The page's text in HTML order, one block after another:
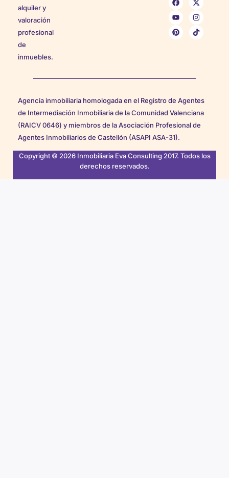
alquiler y
valoración
profesional
de
inmuebles.
Agencia inmobiliaria homologada en el Registro de Agentes
de Intermediación Inmobiliaria de la Comunidad Valenciana
(RAICV 0646) y miembros de la Asociación Profesional de
Agentes Inmobiliarios de Castellón (ASAPI ASA-31).
Copyright © 2026 Inmobiliaria Eva Consulting 2017. Todos los
derechos reservados.